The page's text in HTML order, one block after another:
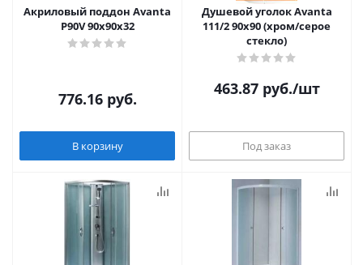
Акриловый поддон Avanta
P90V 90x90x32
776.16руб.
В корзину
Душевой уголок Avanta
111/2 90x90 (хром/серое
стекло)
463.87руб./шт
Под заказ